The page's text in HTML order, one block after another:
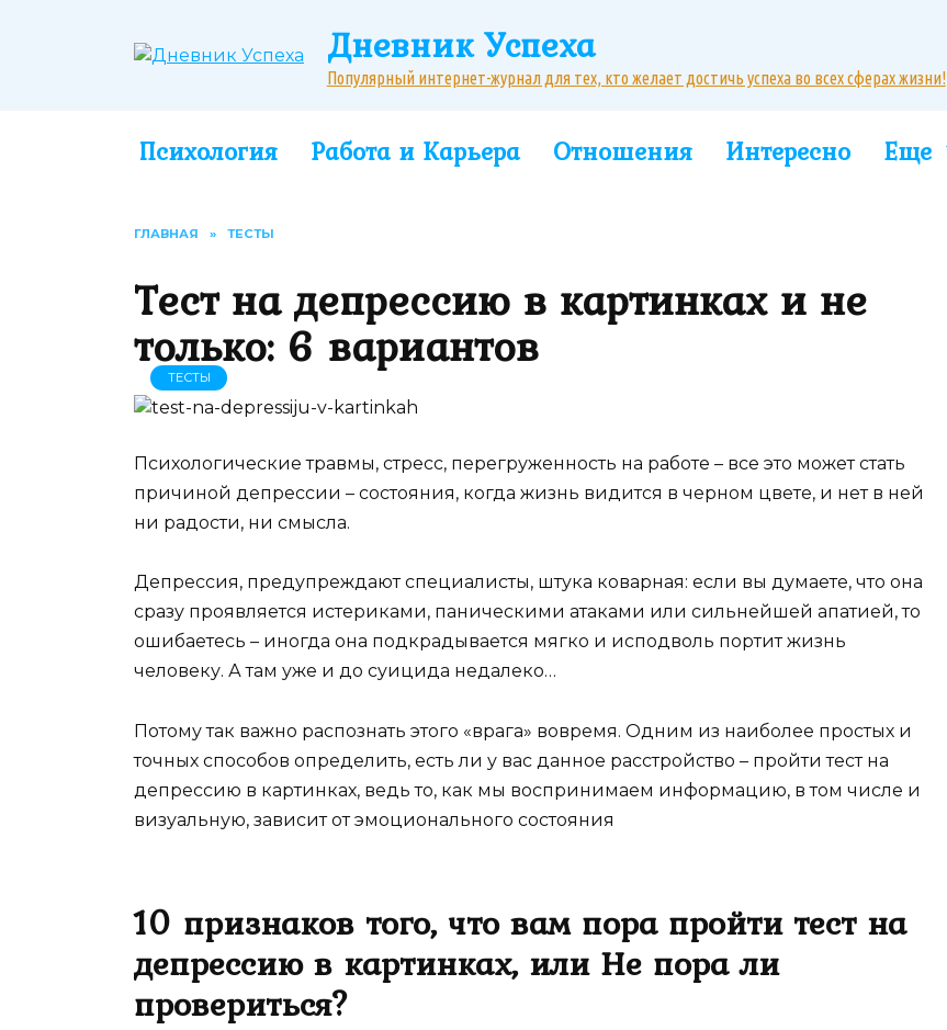
Дневник Успеха
Популярный интернет-журнал для тех, кто желает достичь успеха во всех сферах жизни!
Психология Работа и Карьера Отношения Интересно Еще
ГЛАВНАЯ » ТЕСТЫ
Тест на депрессию в картинках и не
только: 6 вариантов
ТЕСТЫ
Психологические травмы, стресс, перегруженность на работе – все это может стать
причиной депрессии – состояния, когда жизнь видится в черном цвете, и нет в ней
ни радости, ни смысла.
Депрессия, предупреждают специалисты, штука коварная: если вы думаете, что она
сразу проявляется истериками, паническими атаками или сильнейшей апатией, то
ошибаетесь – иногда она подкрадывается мягко и исподволь портит жизнь
человеку. А там уже и до суицида недалеко…
Потому так важно распознать этого «врага» вовремя. Одним из наиболее простых и
точных способов определить, есть ли у вас данное расстройство – пройти тест на
депрессию в картинках, ведь то, как мы воспринимаем информацию, в том числе и
визуальную, зависит от эмоционального состояния
10 признаков того, что вам пора пройти тест на
депрессию в картинках, или Не пора ли
провериться?